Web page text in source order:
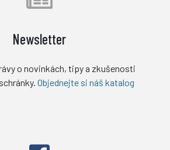
Newsletter
o novinkách, tipy a zkušenosti
Objednejte si náš katalog